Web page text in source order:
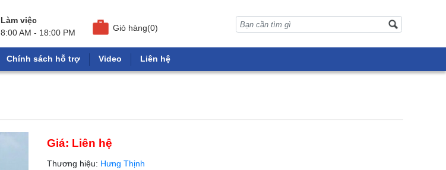
Làm việc
8:00 AM - 18:00 PM
Giỏ hàng(0)
Chính sách hỗ trợ Video Liên hệ
Giá: Liên hệ
Thương hiệu: Hưng Thịnh